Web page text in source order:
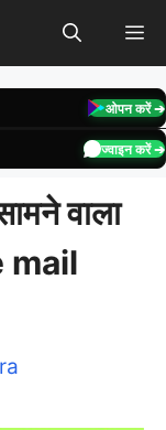
ओपन करें ➔
ज्वाइन करें ➔
वाला
mail